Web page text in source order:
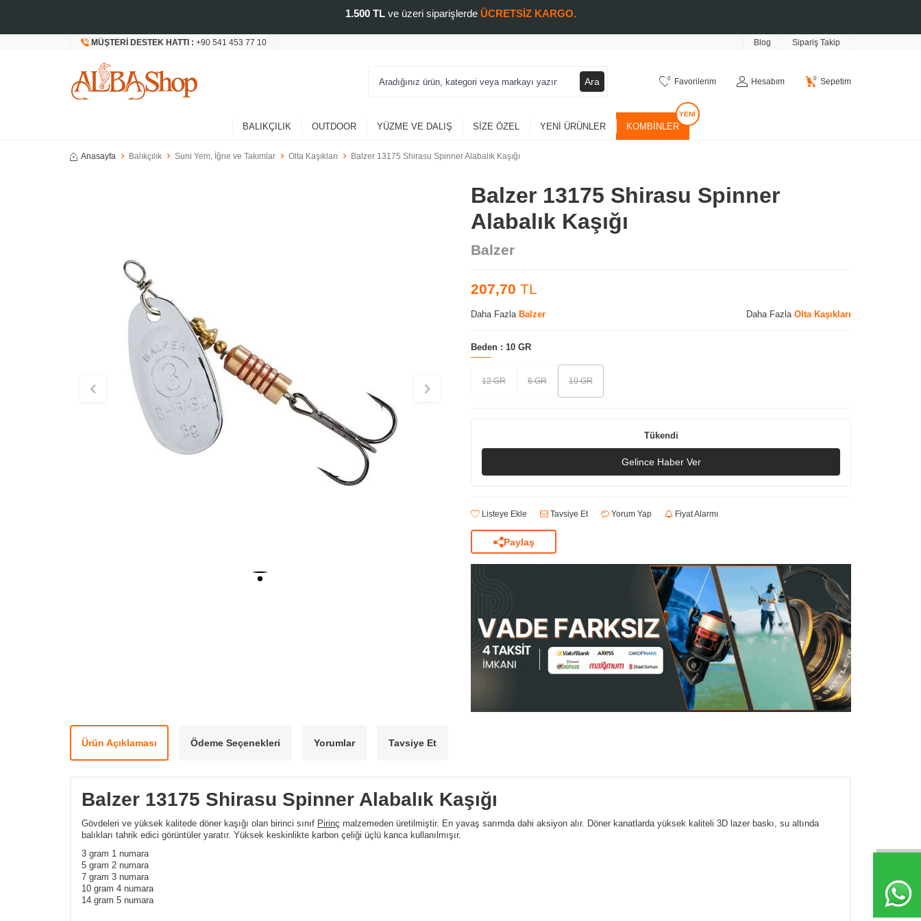
1.500 TLve üzeri siparişlerde ÜCRETSİZ KARGO.
MÜŞTERI DESTEK HATTI : +90 541 453 77 10 Blog Sipariş Takip
Ara 0 Favorilerim Hesabım 0 Sepetim
BALIKÇILIK OUTDOOR YÜZME VE DALIŞ SIZE ÖZEL YENI ÜRÜNLER KOMBINLER
Anasayfa Balıkçılık Suni Yem, İğne ve Takımlar Olta Kaşıkları Balzer 13175 Shirasu Spinner Alabalık Kaşığı
Balzer 13175 Shirasu Spinner
Alabalık Kaşığı
Balzer
207,70 TL
Daha Fazla Balzer Daha Fazla Olta Kaşıkları
Beden : 10 GR
12 GR 6 GR 10 GR
Tükendi
Gelince Haber Ver
Listeye Ekle Tavsiye Et Yorum Yap Fiyat Alarmı
Paylaş
Ürün Açıklaması Ödeme Seçenekleri Yorumlar Tavsiye Et
Balzer 13175 Shirasu Spinner Alabalık Kaşığı
Gövdeleri ve yüksek kalitede döner kaşığı olan birinci sınıf Pirinç malzemeden üretilmiştir. En yavaş sarımda dahi aksiyon alır. Döner kanatlarda yüksek kaliteli 3D lazer baskı, su altında
balıkları tahrik edici görüntüler yaratır. Yüksek keskinlikte karbon çeliği üçlü kanca kullanılmışır.
3 gram 1 numara
5 gram 2 numara
7 gram 3 numara
10 gram 4 numara
14 gram 5 numara